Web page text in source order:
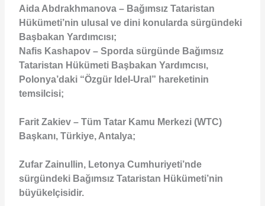
Aida Abdrakhmanova – Bağımsız Tataristan
Hükümeti’nin ulusal ve dini konularda sürgündeki
Başbakan Yardımcısı;
Nafis Kashapov – Sporda sürgünde Bağımsız
Tataristan Hükümeti Başbakan Yardımcısı,
Polonya’daki “Özgür Idel-Ural” hareketinin
temsilcisi;
Farit Zakiev – Tüm Tatar Kamu Merkezi (WTC)
Başkanı, Türkiye, Antalya;
Zufar Zainullin, Letonya Cumhuriyeti’nde
sürgündeki Bağımsız Tataristan Hükümeti’nin
büyükelçisidir.